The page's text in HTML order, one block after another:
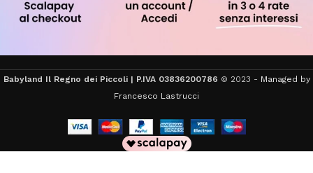
Babyland Il Regno dei Piccoli | P.IVA 03836200786 © 2023 - Managed by
Francesco Lastrucci